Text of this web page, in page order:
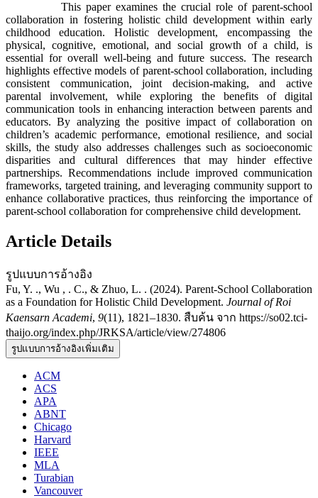
This paper examines the crucial role of parent-school
collaboration in fostering holistic child development within early
childhood education. Holistic development, encompassing the
physical, cognitive, emotional, and social growth of a child, is
essential for overall well-being and future success. The research
highlights effective models of parent-school collaboration, including
consistent communication, joint decision-making, and active
parental involvement, while exploring the benefits of digital
communication tools in enhancing interaction between parents and
educators. By analyzing the positive impact of collaboration on
children’s academic performance, emotional resilience, and social
skills, the study also addresses challenges such as socioeconomic
disparities and cultural differences that may hinder effective
partnerships. Recommendations include improved communication
frameworks, targeted training, and leveraging community support to
enhance collaborative practices, thus reinforcing the importance of
parent-school collaboration for comprehensive child development.
Article Details
รูปแบบการอ้างอิง
Fu, Y. ., Wu , . C., & Zhuo, L. . (2024). Parent-School Collaboration
as a Foundation for Holistic Child Development. Journal of Roi
Kaensarn Academi, 9(11), 1821–1830. สืบค้น จาก https://so02.tci-
thaijo.org/index.php/JRKSA/article/view/274806
รูปแบบการอ้างอิงเพิ่มเติม
ACM
ACS
APA
ABNT
Chicago
Harvard
IEEE
MLA
Turabian
Vancouver